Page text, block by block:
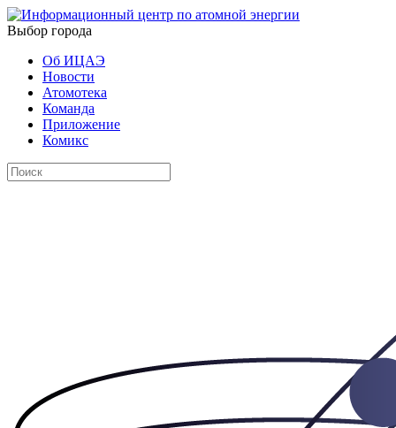
Выбор города
Об ИЦАЭ
Новости
Атомотека
Команда
Приложение
Комикс